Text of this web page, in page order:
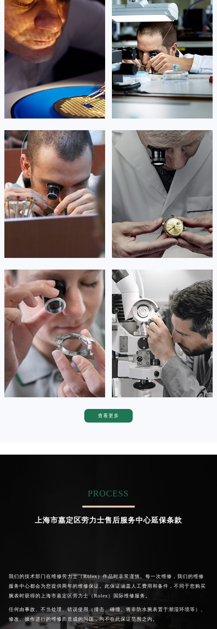
凯罗尔·切尔西
资深劳力士技师
是上海劳力士售后维修服务中心
(劳力士维修保养中心)
的高级技师之一
Shanghai Rolex Maintain center
上海市黄浦区劳力士维修
达芙妮·克劳迪娅
资深劳力士技师
是上海劳力士售后维修服务中心
(劳力士维修保养中心)
的高级技师之一
Shanghai Rolex Maintain center
 上海市徐汇区劳力士维修
杰登·奥斯卡里昂
资深劳力士技师
是上海劳力士售后维修服务中心
(劳力士维修保养中心)
的高级技师之一
Shanghai Rolex Maintain center
 上海长宁区劳力士维修
查尔斯·彼得艾伯特
资深劳力士技师
是上海劳力士维修服务中心
(劳力士维修保养中心)
的高级技师之一
Shanghai Rolex Maintain center
 上海>静安区劳力士维修
安尼塔·阿普里尔
资深劳力士技师
是上海劳力士维修服务中心
(劳力士维修保养中心)
的高级技师之一
Shanghai Rolex Maintain center
 上海普陀区劳力士维修
贝亚特·布兰奇
资深劳力士技师
是上海劳力士维修服务中心
(劳力士维修保养中心)
的高级技师之一
Shanghai Rolex Maintain center
 上海虹口区劳力士维修
辛迪·克莱门特
查看更多
PROCESS
上海市嘉定区劳力士售后服务中心延保条款
我们的技术部门在维修劳力士（Rolex）作品时非常谨慎。每一次维修，我们的维修
服务中心都会为您提供两年的维修保证。此保证涵盖人工费用和备件，不同于您购买
腕表时获得的上海市嘉定区劳力士（Rolex）国际维修服务。
任何由事故、不当处理、错误使用（撞击、碰撞、将非防水腕表置于潮湿环境等）、
修改、操作进行的维修而造成的问题，均不在此保证范围之内。